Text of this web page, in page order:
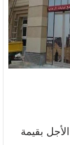
بقيمة